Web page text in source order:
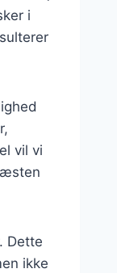
i
vil vi
Dette
ikke